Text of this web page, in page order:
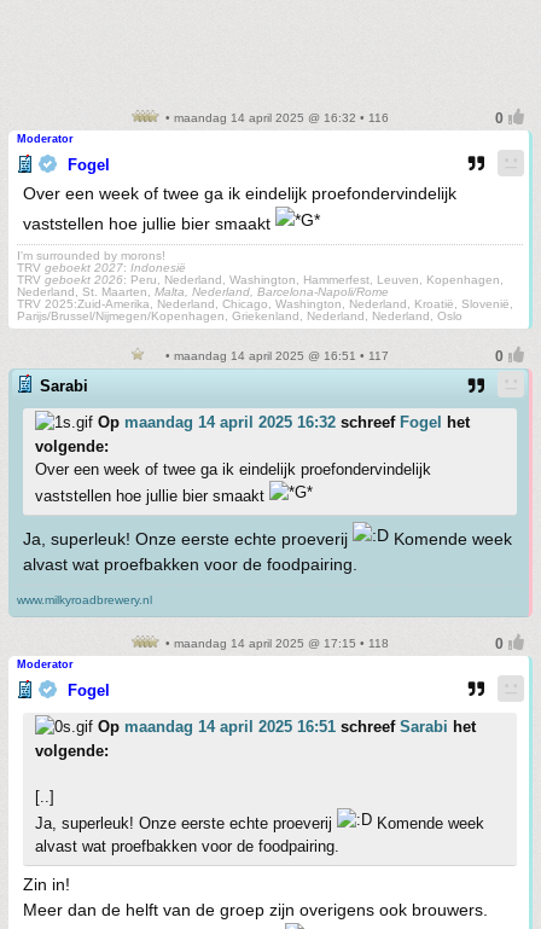
• maandag 14 april 2025 @ 16:32 • 116
Moderator
Fogel
Over een week of twee ga ik eindelijk proefondervindelijk
vaststellen hoe jullie bier smaakt
I'm surrounded by morons!
TRV geboekt 2027: Indonesië
TRV geboekt 2026: Peru, Nederland, Washington, Hammerfest, Leuven, Kopenhagen,
Nederland, St. Maarten, Malta, Nederland, Barcelona-Napoli/Rome
TRV 2025:Zuid-Amerika, Nederland, Chicago, Washington, Nederland, Kroatië, Slovenië,
Parijs/Brussel/Nijmegen/Kopenhagen, Griekenland, Nederland, Nederland, Oslo
• maandag 14 april 2025 @ 16:51 • 117
Sarabi
Op maandag 14 april 2025 16:32 schreef Fogel
het
volgende:
Over een week of twee ga ik eindelijk proefondervindelijk
vaststellen hoe jullie bier smaakt
Ja, superleuk! Onze eerste echte proeverij
Komende week
alvast wat proefbakken voor de foodpairing.
www.milkyroadbrewery.nl
• maandag 14 april 2025 @ 17:15 • 118
Moderator
Fogel
Op maandag 14 april 2025 16:51 schreef Sarabi het
volgende:
[..]
Ja, superleuk! Onze eerste echte proeverij
Komende week
alvast wat proefbakken voor de foodpairing.
Zin in!
Meer dan de helft van de groep zijn overigens ook brouwers.